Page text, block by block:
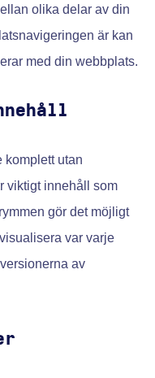
olika delar av din
är kan
med din webbplats.
komplett utan
viktigt innehåll som
gör det möjligt
var varje
av